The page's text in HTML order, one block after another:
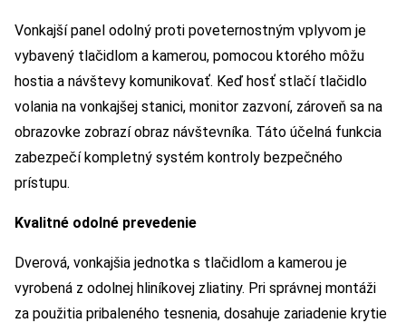
Vonkajší panel odolný proti poveternostným vplyvom je
vybavený tlačidlom a kamerou, pomocou ktorého môžu
hostia a návštevy komunikovať. Keď hosť stlačí tlačidlo
volania na vonkajšej stanici, monitor zazvoní, zároveň sa na
obrazovke zobrazí obraz návštevníka. Táto účelná funkcia
zabezpečí kompletný systém kontroly bezpečného
prístupu.
Kvalitné odolné prevedenie
Dverová, vonkajšia jednotka s tlačidlom a kamerou je
vyrobená z odolnej hliníkovej zliatiny. Pri správnej montáži
za použitia pribaleného tesnenia, dosahuje zariadenie krytie